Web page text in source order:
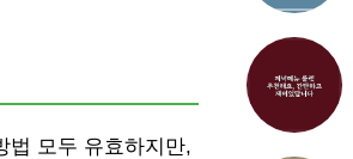
법 모두 유효하지만,